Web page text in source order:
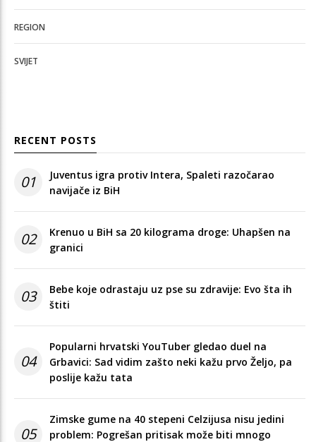
REGION
SVIJET
RECENT POSTS
01
Juventus igra protiv Intera, Spaleti razočarao
navijače iz BiH
02
Krenuo u BiH sa 20 kilograma droge: Uhapšen na
granici
03
Bebe koje odrastaju uz pse su zdravije: Evo šta ih
štiti
04
Popularni hrvatski YouTuber gledao duel na
Grbavici: Sad vidim zašto neki kažu prvo Željo, pa
poslije kažu tata
05
Zimske gume na 40 stepeni Celzijusa nisu jedini
problem: Pogrešan pritisak može biti mnogo